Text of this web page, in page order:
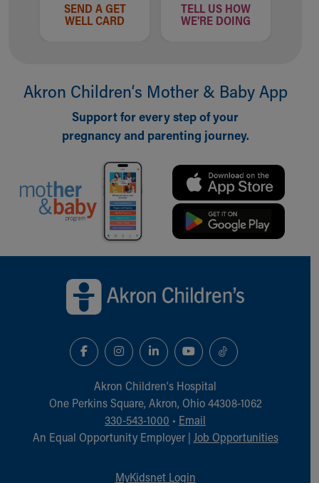
SEND A GET
WELL CARD
TELL US HOW
WE'RE DOING
Akron Children‘s Mother & Baby App
Support for every step of your
pregnancy and parenting journey.
Akron Children‘s Hospital
One Perkins Square, Akron, Ohio 44308-1062
330-543-1000 • Email
An Equal Opportunity Employer | Job Opportunities
MyKidsnet Login